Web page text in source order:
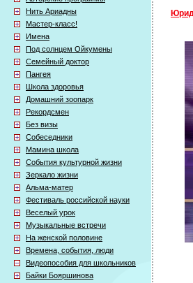
Нить Ариадны
Мастер-класс!
Имена
Под солнцем Ойкумены
Семейный доктор
Пангея
Школа здоровья
Домашний зоопарк
Рекордсмен
Без визы
Собеседники
Мамина школа
События культурной жизни
Зеркало жизни
Альма-матер
Фестиваль российской науки
Веселый урок
Музыкальные встречи
На женской половине
Времена, события, люди
Видеопособия для школьников
Байки Бояршинова